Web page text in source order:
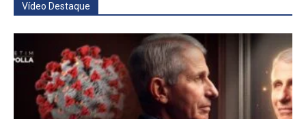
Vídeo Destaque